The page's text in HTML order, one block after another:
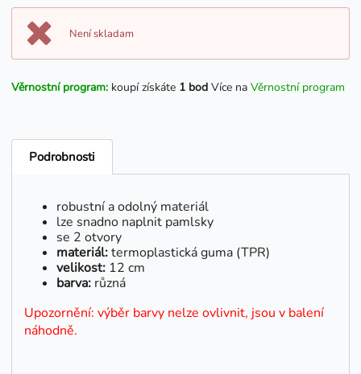
Není skladam
Věrnostní program: koupí získáte 1 bod Více na Věrnostní program
Podrobnosti
robustní a odolný materiál
lze snadno naplnit pamlsky
se 2 otvory
materiál:termoplastická guma (TPR)
velikost: 12 cm
barva: různá
Upozornění: výběr barvy nelze ovlivnit, jsou v balení
náhodně.